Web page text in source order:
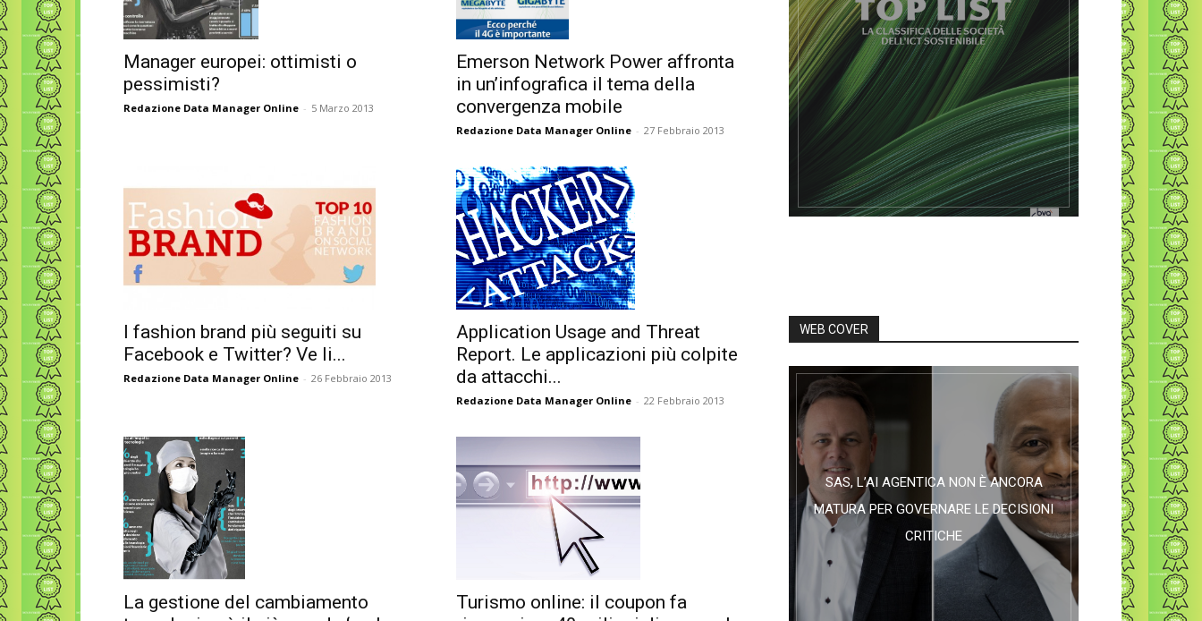
Manager europei: ottimisti o
pessimisti?
Redazione Data Manager Online - 5 Marzo 2013
Emerson Network Power affronta
in un’infografica il tema della
convergenza mobile
Redazione Data Manager Online - 27 Febbraio 2013
I fashion brand più seguiti su
Facebook e Twitter? Ve li...
Redazione Data Manager Online - 26 Febbraio 2013
Application Usage and Threat
Report. Le applicazioni più colpite
da attacchi...
Redazione Data Manager Online - 22 Febbraio 2013
La gestione del cambiamento
Turismo online: il coupon fa
WEB COVER
SAS, L’AI AGENTICA NON È ANCORA
MATURA PER GOVERNARE LE DECISIONI
CRITICHE